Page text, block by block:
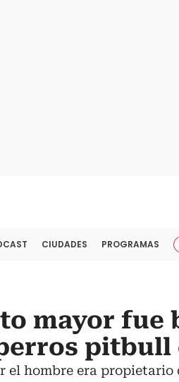
CIUDADES PROGRAMAS
mayor fue
pitbull
el hombre era propietario